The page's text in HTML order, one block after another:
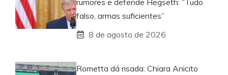
falso, armas suficientes”
8 de agosto de 2026
Rometta dá risada: Chiara Anicito